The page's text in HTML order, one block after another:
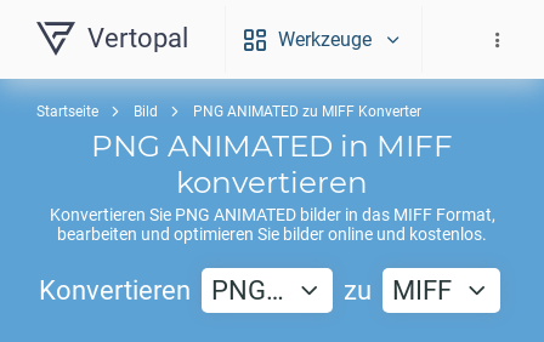
Vertopal Werkzeuge
Startseite Bild PNG ANIMATED zu MIFF Konverter
PNG ANIMATED in MIFF
konvertieren
Konvertieren Sie PNG ANIMATEDbilder in das MIFFFormat,
bearbeiten und optimieren Sie bilder online und kostenlos.
Konvertieren PNG… zu MIFF